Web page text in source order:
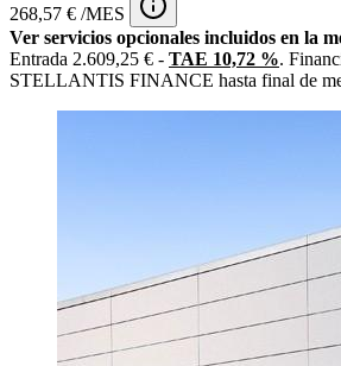
268,57 € /MES
Ver servicios opcionales incluidos en la
Entrada 2.609,25 € - TAE 10,72 %.
STELLANTIS FINANCE hasta final de